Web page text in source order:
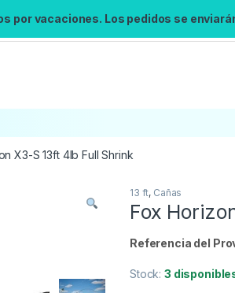
por vacaciones. Los pedidos se enviarán
no disponible
cargar el widget de búsqueda.
X3-S 13ft 4lb Full Shrink
13 ft, Cañas
Fox
Referencia del
Stock:3